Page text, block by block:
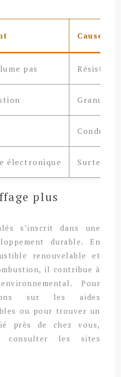
Cause
pas
Granulés
Conduit
électronique
plus
s’inscrit dans une
durable. En
renouvelable et
il contribue à
Pour
sur les aides
ou pour trouver un
près de chez vous,
consulter les sites